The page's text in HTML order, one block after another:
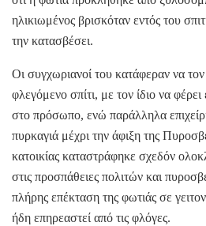
ηλικιωμένος βρισκόταν εντός του
την κατασβέσει.
Οι συγχωριανοί του κατάφεραν να
φλεγόμενο σπίτι, με τον ίδιο να
στο πρόσωπο, ενώ παράλληλα
πυρκαγιά μέχρι την άφιξη της
κατοικίας καταστράφηκε σχεδόν
στις προσπάθειες πολιτών και
πλήρης επέκταση της φωτιάς σε
ήδη επηρεαστεί από τις φλόγες.